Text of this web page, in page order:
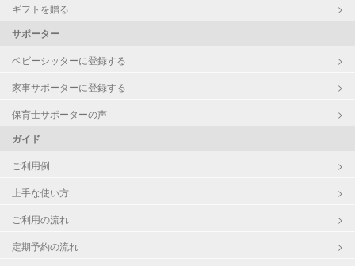
ギフトを贈る
サポーター
ベビーシッターに登録する
家事サポーターに登録する
保育士サポーターの声
ガイド
ご利用例
上手な使い方
ご利用の流れ
定期予約の流れ